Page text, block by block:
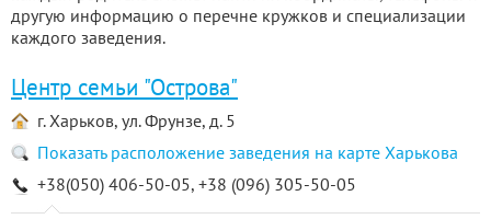
другую информацию о перечне кружков и специализации
каждого заведения.
Центр семьи "Острова"
г. Харьков, ул. Фрунзе, д. 5
Показать расположение заведения на карте Харькова
+38(050) 406-50-05, +38 (096) 305-50-05